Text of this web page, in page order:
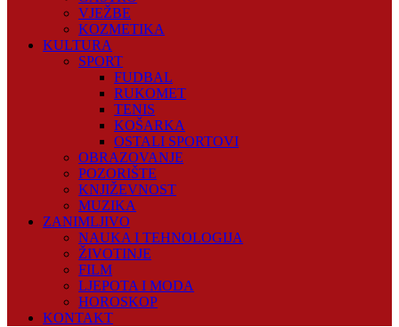
VJEŽBE
KOZMETIKA
KULTURA
SPORT
FUDBAL
RUKOMET
TENIS
KOŠARKA
OSTALI SPORTOVI
OBRAZOVANJE
POZORIŠTE
KNJIŽEVNOST
MUZIKA
ZANIMLJIVO
NAUKA I TEHNOLOGIJA
ŽIVOTINJE
FILM
LJEPOTA I MODA
HOROSKOP
KONTAKT